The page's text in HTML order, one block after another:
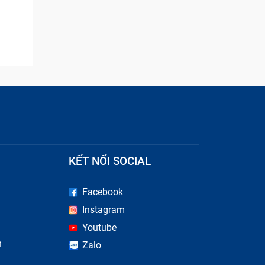
KẾT NỐI SOCIAL
Facebook
Instagram
Youtube
Zalo